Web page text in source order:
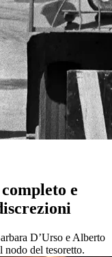
e
D’Urso e Alberto
nodo del tesoretto.